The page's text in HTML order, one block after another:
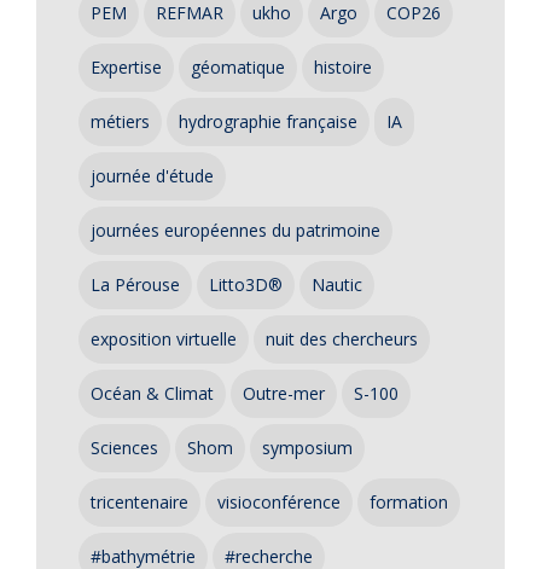
PEM REFMAR ukho Argo COP26
Expertise géomatique histoire
métiers hydrographie française IA
journée d'étude
journées européennes du patrimoine
La Pérouse Litto3D® Nautic
exposition virtuelle nuit des chercheurs
Océan & Climat Outre-mer S-100
Sciences Shom symposium
tricentenaire visioconférence formation
#bathymétrie #recherche